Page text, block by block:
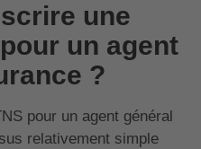
une
un agent
?
pour un agent général
relativement simple